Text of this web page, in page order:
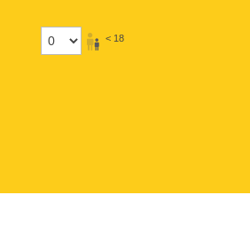
< 18